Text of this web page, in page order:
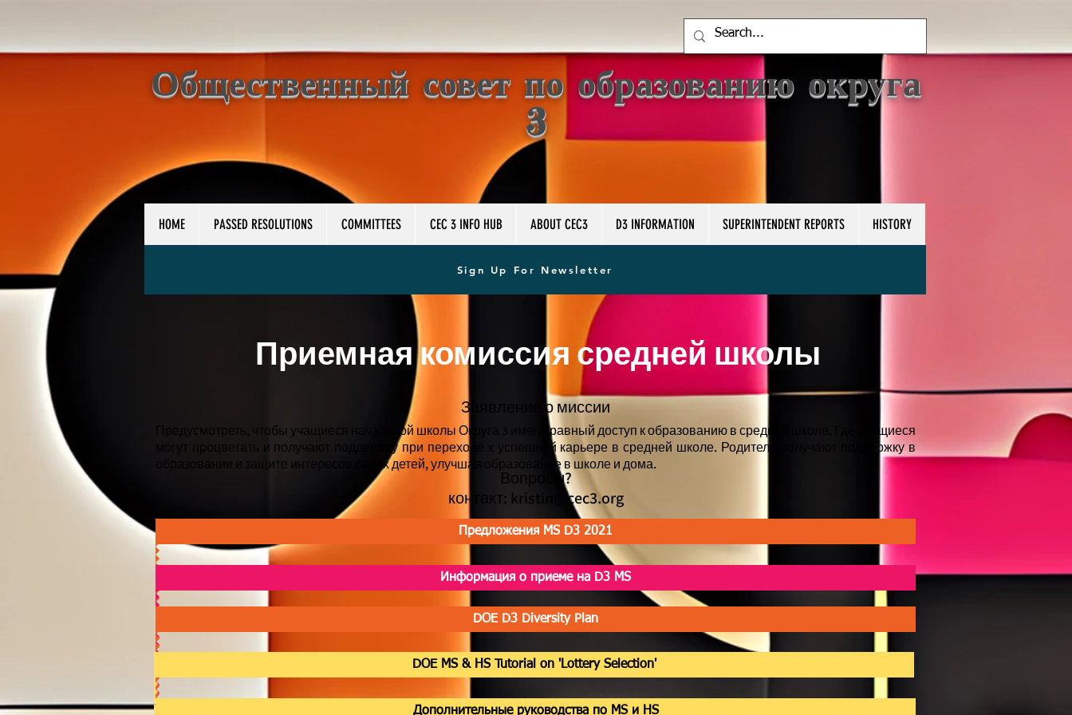
Общественный совет по образованию округа
3
HOME PASSED RESOLUTIONS COMMITTEES CEC 3 INFO HUB ABOUT CEC3 D3 INFORMATION SUPERINTENDENT REPORTS HISTORY
Sign Up For Newsletter
Приемная комиссия средней школы
Заявление о миссии
Предусмотреть, чтобы учащиеся начальной школы Округа 3 имели равный доступ к образованию в средней школе. Где учащиеся
могут процветать и получают поддержку при переходе к успешной карьере в средней школе. Родители получают поддержку в
образовании и защите интересов своих детей, улучшая образование в школе и дома.
Вопросы?
контакт: kristin@cec3.org
Предложения MS D3 2021
Информация о приеме на D3 MS
DOE D3 Diversity Plan
DOE MS & HS Tutorial on 'Lottery Selection'
Дополнительные руководства по MS и HS